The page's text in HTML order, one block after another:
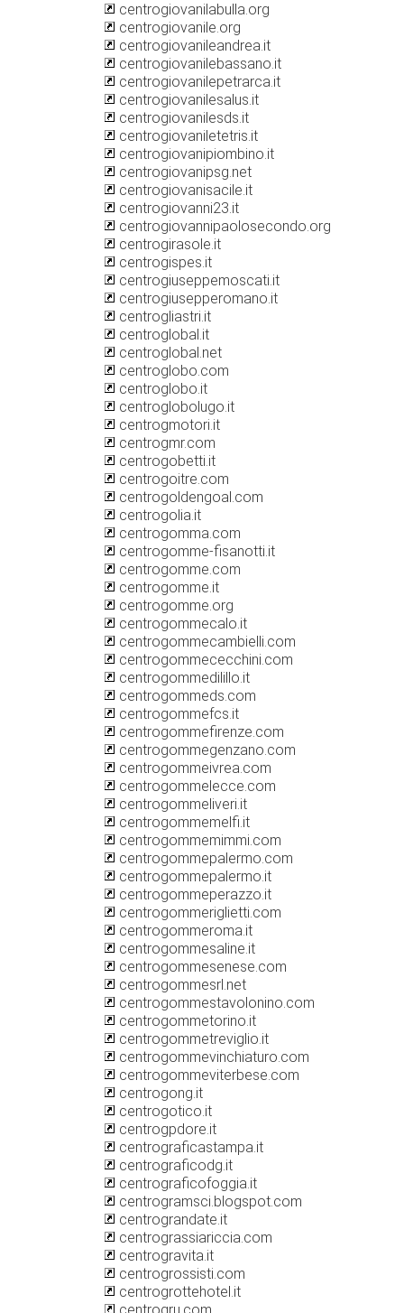
centrogiovanilabulla.org
centrogiovanile.org
centrogiovanileandrea.it
centrogiovanilebassano.it
centrogiovanilepetrarca.it
centrogiovanilesalus.it
centrogiovanilesds.it
centrogiovaniletetris.it
centrogiovanipiombino.it
centrogiovanipsg.net
centrogiovanisacile.it
centrogiovanni23.it
centrogiovannipaolosecondo.org
centrogirasole.it
centrogispes.it
centrogiuseppemoscati.it
centrogiusepperomano.it
centrogliastri.it
centroglobal.it
centroglobal.net
centroglobo.com
centroglobo.it
centroglobolugo.it
centrogmotori.it
centrogmr.com
centrogobetti.it
centrogoitre.com
centrogoldengoal.com
centrogolia.it
centrogomma.com
centrogomme-fisanotti.it
centrogomme.com
centrogomme.it
centrogomme.org
centrogommecalo.it
centrogommecambielli.com
centrogommececchini.com
centrogommedilillo.it
centrogommeds.com
centrogommefcs.it
centrogommefirenze.com
centrogommegenzano.com
centrogommeivrea.com
centrogommelecce.com
centrogommeliveri.it
centrogommemelfi.it
centrogommemimmi.com
centrogommepalermo.com
centrogommepalermo.it
centrogommeperazzo.it
centrogommeriglietti.com
centrogommeroma.it
centrogommesaline.it
centrogommesenese.com
centrogommesrl.net
centrogommestavolonino.com
centrogommetorino.it
centrogommetreviglio.it
centrogommevinchiaturo.com
centrogommeviterbese.com
centrogong.it
centrogotico.it
centrogpdore.it
centrograficastampa.it
centrograficodg.it
centrograficofoggia.it
centrogramsci.blogspot.com
centrograndate.it
centrograssiariccia.com
centrogravita.it
centrogrossisti.com
centrogrottehotel.it